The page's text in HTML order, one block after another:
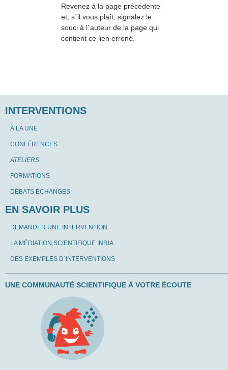
Revenez à la page précédente
et, s´il vous plaît, signalez le
souci à l´auteur de la page qui
contient ce lien erroné.
INTERVENTIONS
À LA UNE
CONFÉRENCES
ATELIERS
FORMATIONS
DÉBATS ÉCHANGES
EN SAVOIR PLUS
DEMANDER UNE INTERVENTION
LA MÉDIATION SCIENTIFIQUE INRIA
DES EXEMPLES D´INTERVENTIONS
UNE COMMUNAUTÉ SCIENTIFIQUE À VOTRE ÉCOUTE